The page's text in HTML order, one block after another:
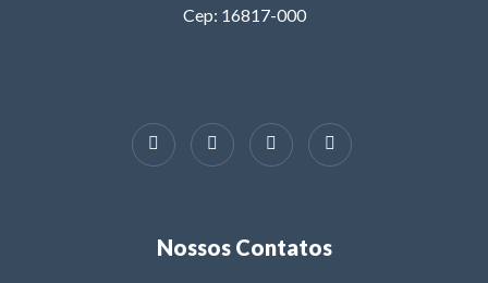
Cep: 16817-000
Nossos Contatos